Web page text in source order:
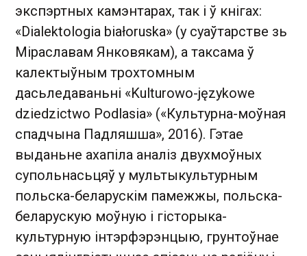
экспэртных камэнтарах, так і ў кнігах:
«Dialektologia białoruska» (у суаўтарстве зь
Міраславам Янковякам), а таксама ў
калектыўным трохтомным
дасьледаваньні «Kulturowo-językowe
dziedzictwo Podlasia» («Культурна-моўная
спадчына Падляшша», 2016). Гэтае
выданьне ахапіла аналіз двухмоўных
супольнасьцяў у мультыкультурным
польска-беларускім памежжы, польска-
беларускую моўную і гісторыка-
культурную інтэрфэрэнцыю, грунтоўнае